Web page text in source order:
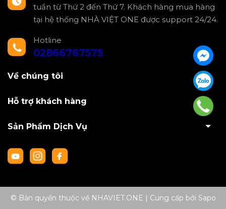
tuần từ Thứ 2 đến Thứ 7. Khách hàng mua hàng
tại hệ thống NHÀ VIỆT ONE được support 24/24.
Hotline
02866767575
Về chúng tôi
Hỗ trợ khách hàng
Sản Phẩm Dịch Vụ
© Bản quyền thuộc về NHAVIET.ONE Cung cấp bởi Sapo